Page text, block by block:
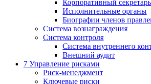
Корпоративный секретарь
Исполнительные органы
Биографии членов
Система вознаграждения
Система контроля
Система внутреннего
Внешний аудит
7 Управление рисками
Риск-менеджмент
Ключевые риски